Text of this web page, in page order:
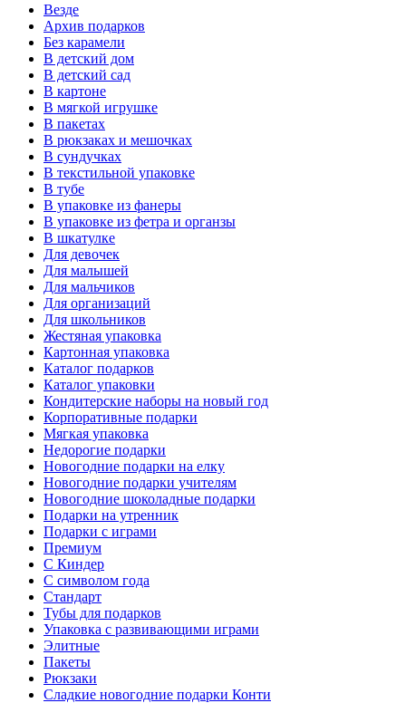
Везде
Архив подарков
Без карамели
В детский дом
В детский сад
В картоне
В мягкой игрушке
В пакетах
В рюкзаках и мешочках
В сундучках
В текстильной упаковке
В тубе
В упаковке из фанеры
В упаковке из фетра и органзы
В шкатулке
Для девочек
Для малышей
Для мальчиков
Для организаций
Для школьников
Жестяная упаковка
Картонная упаковка
Каталог подарков
Каталог упаковки
Кондитерские наборы на новый год
Корпоративные подарки
Мягкая упаковка
Недорогие подарки
Новогодние подарки на елку
Новогодние подарки учителям
Новогодние шоколадные подарки
Подарки на утренник
Подарки с играми
Премиум
С Киндер
С символом года
Стандарт
Тубы для подарков
Упаковка с развивающими играми
Элитные
Пакеты
Рюкзаки
Сладкие новогодние подарки Конти